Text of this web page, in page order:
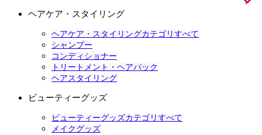
ヘアケア・スタイリング
ヘアケア・スタイリングカテゴリすべて
シャンプー
コンディショナー
トリートメント・ヘアパック
ヘアスタイリング
ビューティーグッズ
ビューティーグッズカテゴリすべて
メイクグッズ